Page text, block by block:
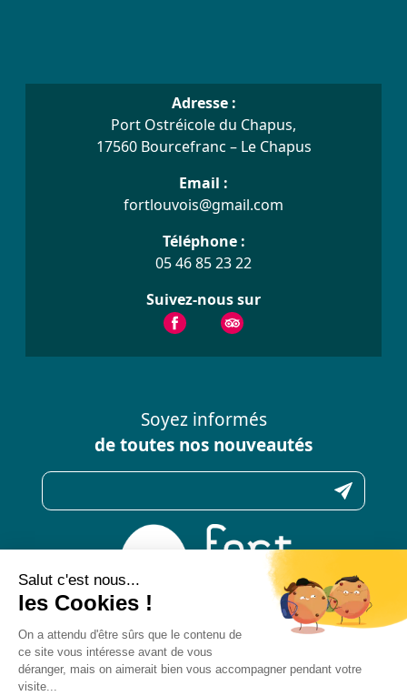
Adresse :
Port Ostréicole du Chapus,
17560 Bourcefranc – Le Chapus
Email :
fortlouvois@gmail.com
Téléphone :
05 46 85 23 22
Suivez-nous sur
Soyez informés
de toutes nos nouveautés
N’hésitez pas à nous contacter